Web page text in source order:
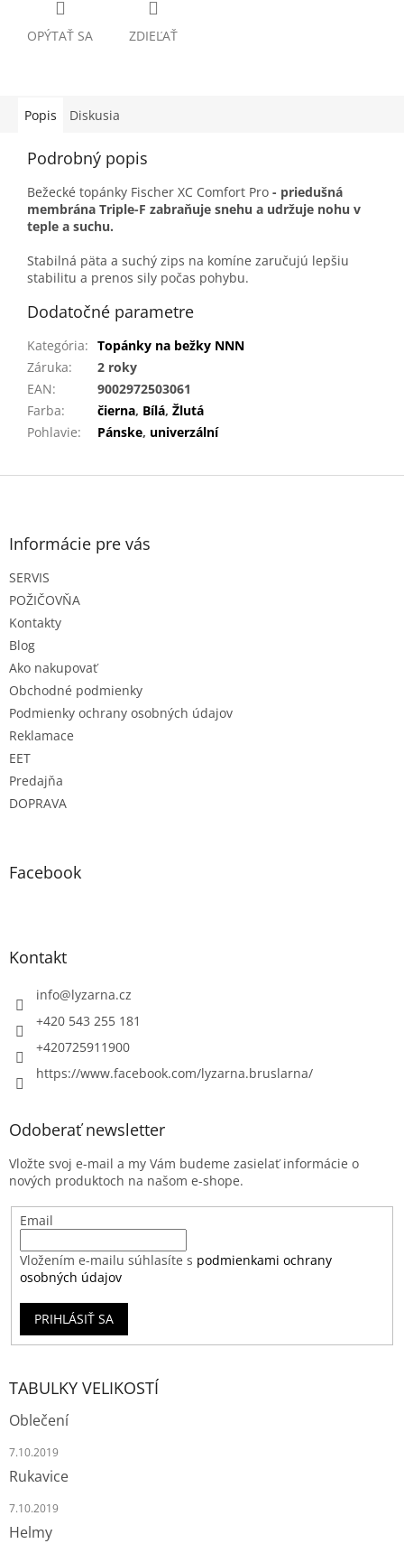
OPÝTAŤ SA ZDIEĽAŤ
Popis Diskusia
Podrobný popis
Bežecké topánky Fischer XC Comfort Pro - priedušná
membrána Triple-F zabraňuje snehu a udržuje nohu v
teple a suchu.
Stabilná päta a suchý zips na komíne zaručujú lepšiu
stabilitu a prenos sily počas pohybu.
Dodatočné parametre
Kategória: Topánky na bežky NNN
Záruka:
2 roky
EAN:
9002972503061
Farba: čierna, Bílá, Žlutá
Pohlavie: Pánske, univerzální
Z
Informácie pre vás
SERVIS
POŽIČOVŇA
Kontakty
Blog
Ako nakupovať
Obchodné podmienky
Podmienky ochrany osobných údajov
Reklamace
EET
Predajňa
DOPRAVA
Facebook
Kontakt
info@lyzarna.cz
+420 543 255 181
+420725911900
https://www.facebook.com/lyzarna.bruslarna/
Odoberať newsletter
Vložte svoj e-mail a my Vám budeme zasielať informácie o
nových produktoch na našom e-shope.
Email
Vložením e-mailu súhlasíte s podmienkami ochrany
osobných údajov
PRIHLÁSIŤ SA
TABULKY VELIKOSTÍ
Oblečení
7.10.2019
Rukavice
7.10.2019
Helmy